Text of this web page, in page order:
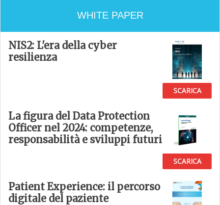
WHITE PAPER
NIS2: L'era della cyber
resilienza
SCARICA
La figura del Data Protection
Officer nel 2024: competenze,
responsabilità e sviluppi futuri
SCARICA
Patient Experience: il percorso
digitale del paziente